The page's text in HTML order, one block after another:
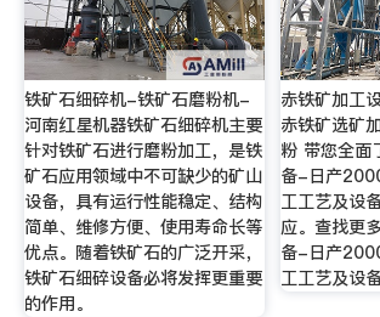
铁矿石细碎机-铁矿石磨粉机-
河南红星机器铁矿石细碎机主要
针对铁矿石进行磨粉加工，是铁
矿石应用领域中不可缺少的矿山
设备，具有运行性能稳定、结构
简单、维修方便、使用寿命长等
优点。随着铁矿石的广泛开采，
铁矿石细碎设备必将发挥更重要
的作用。
赤铁矿加工
赤铁矿选矿
粉 带您全面
备-日产
工工艺及设
应。查找更
备-日产
工工艺及设